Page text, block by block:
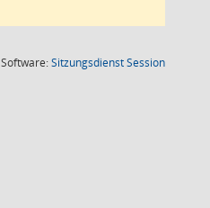
Software:SitzungsdienstSession(Wird in